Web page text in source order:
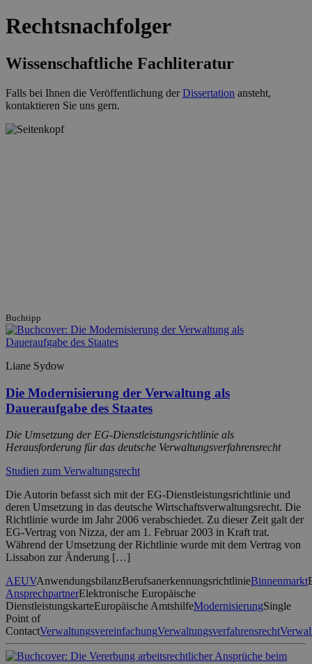
Rechtsnachfolger
Wissenschaftliche Fachliteratur
Falls bei Ihnen die Veröffentlichung derDissertation ansteht,
kontaktieren Sie uns gern.
Buchtipp
Liane Sydow
Die Modernisierung der Verwaltung als
Daueraufgabe des Staates
Die Umsetzung der EG-Dienstleistungsrichtlinie als
Herausforderung für das deutsche Verwaltungsverfahrensrecht
Studien zum Verwaltungsrecht
Die Autorin befasst sich mit der EG-Dienstleistungsrichtlinie und
deren Umsetzung in das deutsche Wirtschaftsverwaltungsrecht. Die
Richtlinie wurde im Jahr 2006 verabschiedet. Zu dieser Zeit galt der
EG-Vertrag von Nizza, der am 1. Februar 2003 in Kraft trat.
Während der Umsetzung der Richtlinie wurde mit dem Vertrag von
Lissabon zur Änderung […]
AEUVAnwendungsbilanzBerufsanerkennungsrichtlinieBinnenmarkt
AnsprechpartnerElektronische Europäische
DienstleistungskarteEuropäische AmtshilfeModernisierungSingle
Point of
ContactVerwaltungsvereinfachungVerwaltungsverfahrensrecht